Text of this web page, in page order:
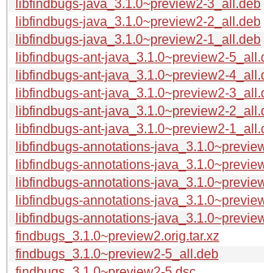
libfindbugs-java_3.1.0~preview2-3_all.deb
libfindbugs-java_3.1.0~preview2-2_all.deb
libfindbugs-java_3.1.0~preview2-1_all.deb
libfindbugs-ant-java_3.1.0~preview2-
libfindbugs-ant-java_3.1.0~preview2-
libfindbugs-ant-java_3.1.0~preview2-
libfindbugs-ant-java_3.1.0~preview2-
libfindbugs-ant-java_3.1.0~preview2-
libfindbugs-annotations-
libfindbugs-annotations-
libfindbugs-annotations-
libfindbugs-annotations-
libfindbugs-annotations-
findbugs_3.1.0~preview2.orig.tar.xz
findbugs_3.1.0~preview2-5_all.deb